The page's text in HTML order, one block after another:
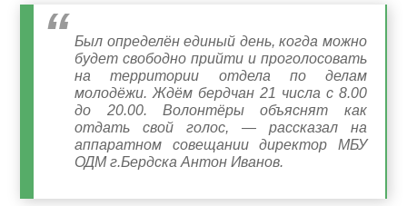
Был определён единый день, когда можно
будет свободно прийти и проголосовать
на территории отдела по делам
молодёжи. Ждём бердчан 21 числа с 8.00
до 20.00. Волонтёры объяснят как
отдать свой голос, — рассказал на
аппаратном совещании директор МБУ
ОДМ г.Бердска Антон Иванов.